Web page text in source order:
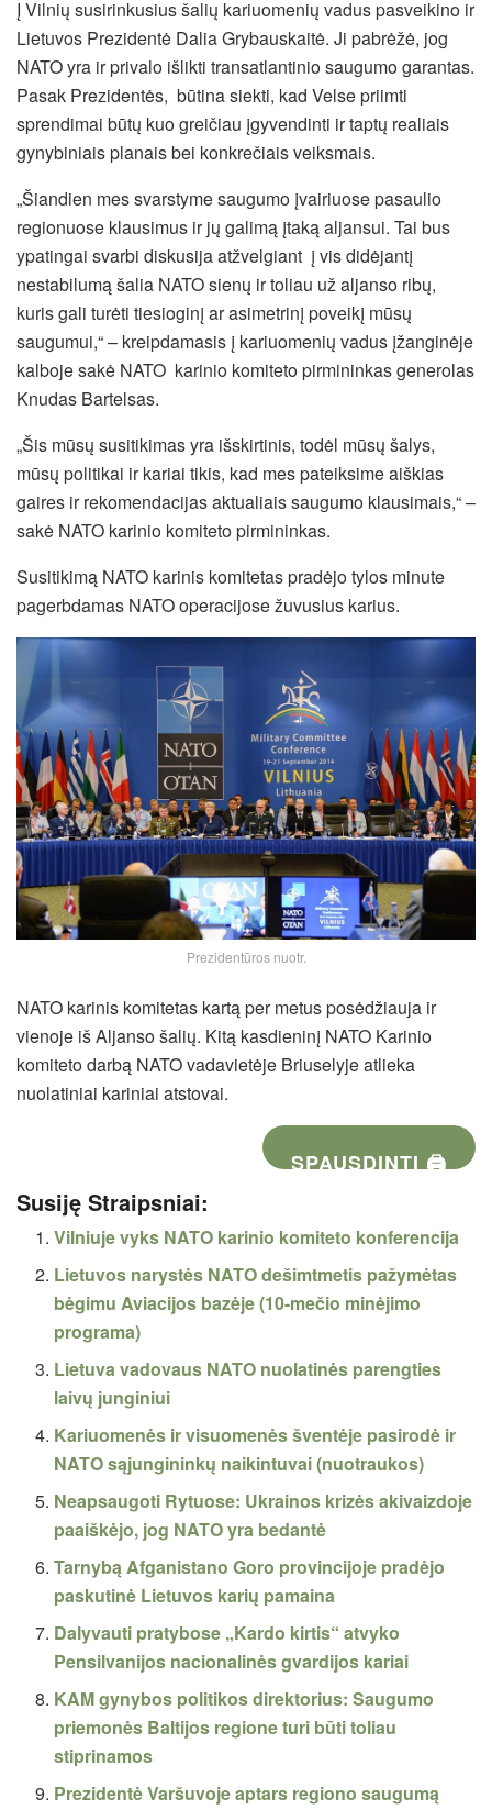
Į Vilnių susirinkusius šalių kariuomenių vadus pasveikino ir
Lietuvos Prezidentė Dalia Grybauskaitė. Ji pabrėžė, jog
NATOyra ir privalo išlikti transatlantinio saugumo garantas.
Pasak Prezidentės, būtina siekti, kad Velse priimti
sprendimai būtų kuo greičiau įgyvendinti ir taptų realiais
gynybiniais planais bei konkrečiais veiksmais.
„Šiandien mes svarstyme saugumo įvairiuose pasaulio
regionuose klausimus ir jų galimą įtaką aljansui. Tai bus
ypatingai svarbi diskusija atžvelgiant į vis didėjantį
nestabilumą šalia NATO sienų ir toliau už aljanso ribų,
kuris gali turėti tiesioginį ar asimetrinį poveikį mūsų
saugumui,“ – kreipdamasis į kariuomenių vadus įžanginėje
kalboje sakė NATO karinio komiteto pirmininkas generolas
Knudas Bartelsas.
„Šis mūsų susitikimas yra išskirtinis, todėl mūsų šalys,
mūsų politikai ir kariai tikis, kad mes pateiksime aiškias
gaires ir rekomendacijas aktualiais saugumo klausimais,“ –
sakė NATO karinio komiteto pirmininkas.
Susitikimą NATO karinis komitetas pradėjo tylos minute
pagerbdamas NATO operacijose žuvusius karius.
Prezidentūros nuotr.
NATO karinis komitetas kartą per metus posėdžiauja ir
vienoje iš Aljanso šalių. Kitą kasdieninį NATO Karinio
komiteto darbą NATO vadavietėje Briuselyje atlieka
nuolatiniai kariniai atstovai.
SPAUSDINTI 🖨
Susiję Straipsniai:
Vilniuje vyks NATO karinio komiteto konferencija
Lietuvos narystės NATO dešimtmetis pažymėtas
bėgimu Aviacijos bazėje (10-mečio minėjimo
programa)
Lietuva vadovaus NATO nuolatinės parengties
laivų junginiui
Kariuomenės ir visuomenės šventėje pasirodė ir
NATO sąjungininkų naikintuvai (nuotraukos)
Neapsaugoti Rytuose: Ukrainos krizės akivaizdoje
paaiškėjo, jog NATO yra bedantė
Tarnybą Afganistano Goro provincijoje pradėjo
paskutinė Lietuvos karių pamaina
Dalyvauti pratybose „Kardo kirtis“ atvyko
Pensilvanijos nacionalinės gvardijos kariai
KAM gynybos politikos direktorius: Saugumo
priemonės Baltijos regione turi būti toliau
stiprinamos
Prezidentė Varšuvoje aptars regiono saugumą